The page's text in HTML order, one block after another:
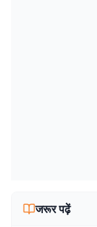
जरूर पढ़ें